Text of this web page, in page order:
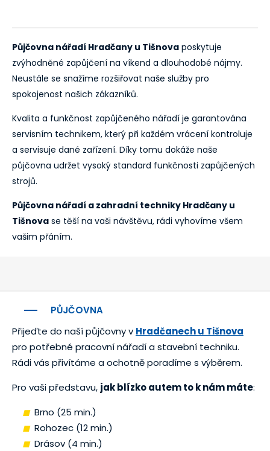
Půjčovna nářadí Hradčany u Tišnova poskytuje
zvýhodněné zapůjčení na víkend a dlouhodobé nájmy.
Neustále se snažíme rozšiřovat naše služby pro
spokojenost našich zákazníků.
Kvalita a funkčnost zapůjčeného nářadí je garantována
servisním technikem, který při každém vrácení kontroluje
a servisuje dané zařízení. Díky tomu dokáže naše
půjčovna udržet vysoký standard funkčnosti zapůjčených
strojů.
Půjčovna nářadí a zahradní techniky Hradčany u
Tišnova se těší na vaši návštěvu, rádi vyhovíme všem
vašim přáním.
PŮJČOVNA
Přijeďte do naší půjčovny v Hradčanech u Tišnova
pro potřebné pracovní nářadí a stavební techniku.
Rádi vás přivítáme a ochotně poradíme s výběrem.
Pro vaši představu, jak blízko autem to k nám máte:
Brno (25 min.)
Rohozec (12 min.)
Drásov (4 min.)